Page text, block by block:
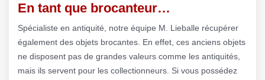
En tant que brocanteur…
Spécialiste en antiquité, notre équipe M. Lieballe récupérer
également des objets brocantes. En effet, ces anciens objets
ne disposent pas de grandes valeurs comme les antiquités,
mais ils servent pour les collectionneurs. Si vous possédez